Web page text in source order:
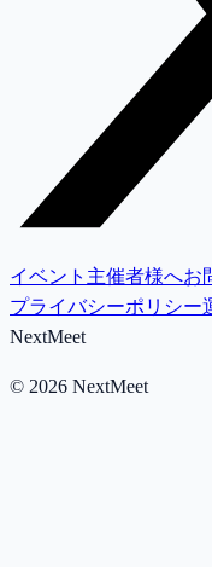
イベント主催者様へお
プライバシーポリシー
NextMeet
© 2026 NextMeet